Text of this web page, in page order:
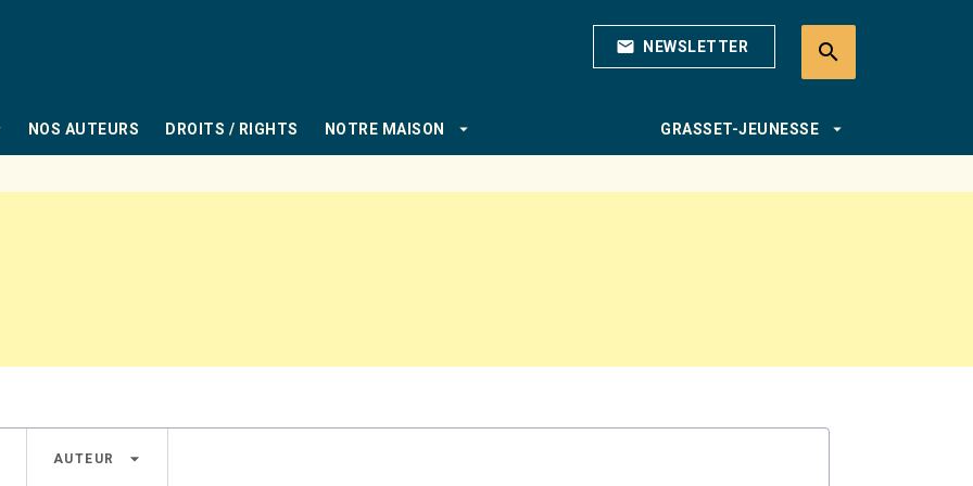
mail NEWSLETTER search
NOS AUTEURS DROITS / RIGHTS NOTRE MAISON arrow_drop_down GRASSET-JEUNESSE arrow_drop_down
AUTEUR arrow_drop_down